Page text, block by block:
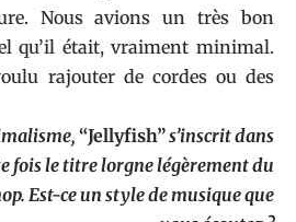
Nous avions un très bon
qu’il était, vraiment minimal.
rajouter de cordes ou des
“Jellyfish”s’inscrit dans
fois le titre lorgne légèrement du
Est-ce un style de musique que